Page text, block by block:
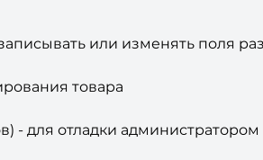
или изменять поля
товара
- для отладки администратором